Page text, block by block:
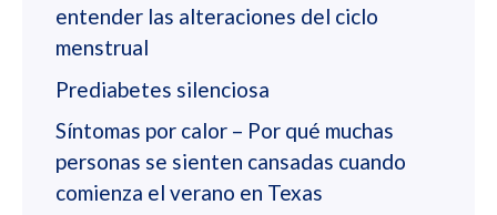
entender las alteraciones del ciclo
menstrual
Prediabetes silenciosa
Síntomas por calor – Por qué muchas
personas se sienten cansadas cuando
comienza el verano en Texas